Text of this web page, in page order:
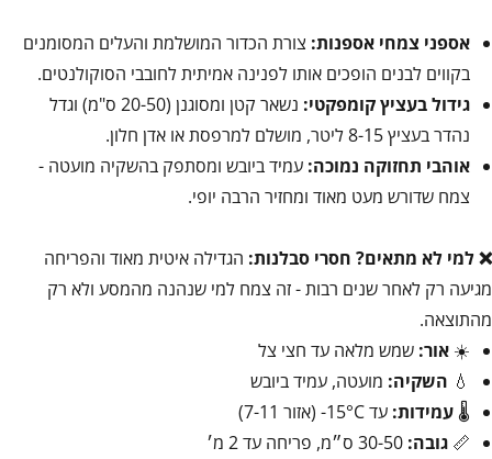
אספני צמחי אספנות: צורת הכדור המושלמת והעלים המסומנים
בקווים לבנים הופכים אותו לפנינה אמיתית לחובבי הסוקולנטים.
גידול בעציץ קומפקטי:
נשאר קטן ומסוגנן (20-50 ס"מ) וגדל
נהדר בעציץ 8-15 ליטר, מושלם למרפסת או אדן חלון.
אוהבי תחזוקה נמוכה: עמיד ביובש ומסתפק בהשקיה מועטה -
צמח שדורש מעט מאוד ומחזיר הרבה יופי.
❌ למי לא מתאים? חסרי סבלנות: הגדילה איטית מאוד והפריחה
מגיעה רק לאחר שנים רבות - זה צמח למי שנהנה מהמסע ולא רק
מהתוצאה.
☀️ אור: שמש מלאה עד חצי צל
💧 השקיה: מועטה, עמיד ביובש
🌡️עמידות: עד 15°C- (אזור 7-11)
📏 גובה: 30-50 ס״מ, פריחה עד 2 מ׳